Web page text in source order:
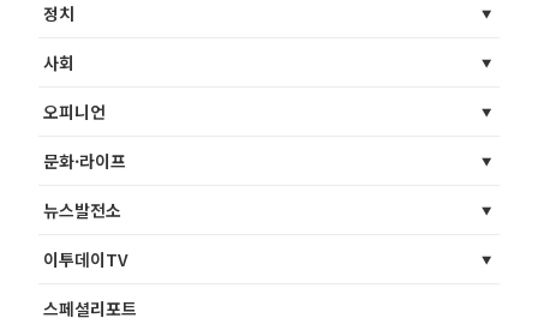
정치
사회
오피니언
문화·라이프
뉴스발전소
이투데이TV
스페셜리포트